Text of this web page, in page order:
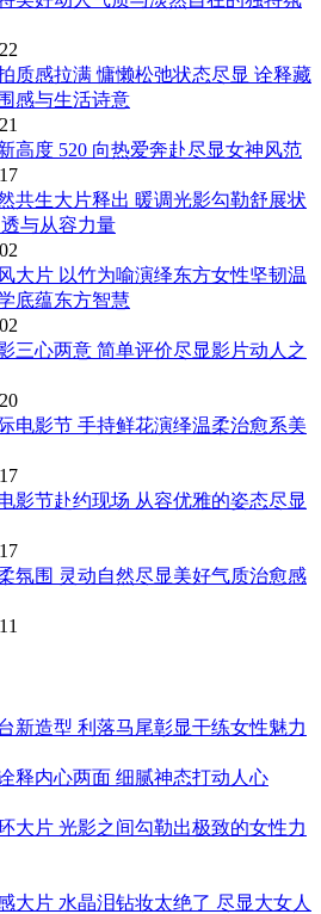
质感拉满 慵懒松弛状态尽显 诠释藏
感与生活诗意
高度 520 向热爱奔赴尽显女神风范
共生大片释出 暖调光影勾勒舒展状
与从容力量
大片 以竹为喻演绎东方女性坚韧温
底蕴东方智慧
三心两意 简单评价尽显影片动人之
电影节 手持鲜花演绎温柔治愈系美
影节赴约现场 从容优雅的姿态尽显
氛围 灵动自然尽显美好气质治愈感
新造型 利落马尾彰显干练女性魅力
释内心两面 细腻神态打动人心
大片 光影之间勾勒出极致的女性力
大片 水晶泪钻妆太绝了 尽显大女人